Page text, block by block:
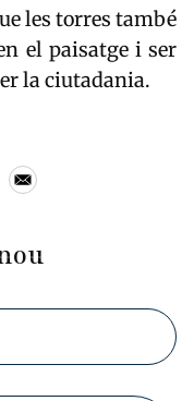
les torres també
el paisatge i ser
la ciutadania.